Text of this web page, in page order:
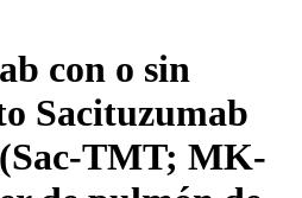
con o sin
Sacituzumab
TMT; MK-